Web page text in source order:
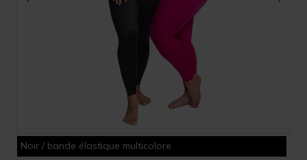
Noir / bande élastique multicolore